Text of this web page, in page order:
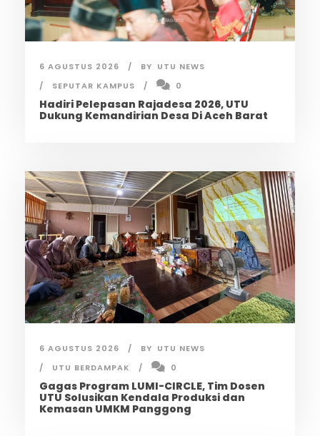
6 AGUSTUS 2026 BY UTU NEWS
SEPUTAR KAMPUS
0
Hadiri Pelepasan Rajadesa 2026, UTU
Dukung Kemandirian Desa Di Aceh Barat
6 AGUSTUS 2026 BY UTU NEWS
UTU BERDAMPAK
0
Gagas Program LUMI-CIRCLE, Tim Dosen
UTU Solusikan Kendala Produksi dan
Kemasan UMKM Panggong